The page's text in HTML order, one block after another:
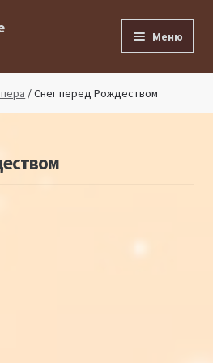
Меню
/ Снег перед Рождеством